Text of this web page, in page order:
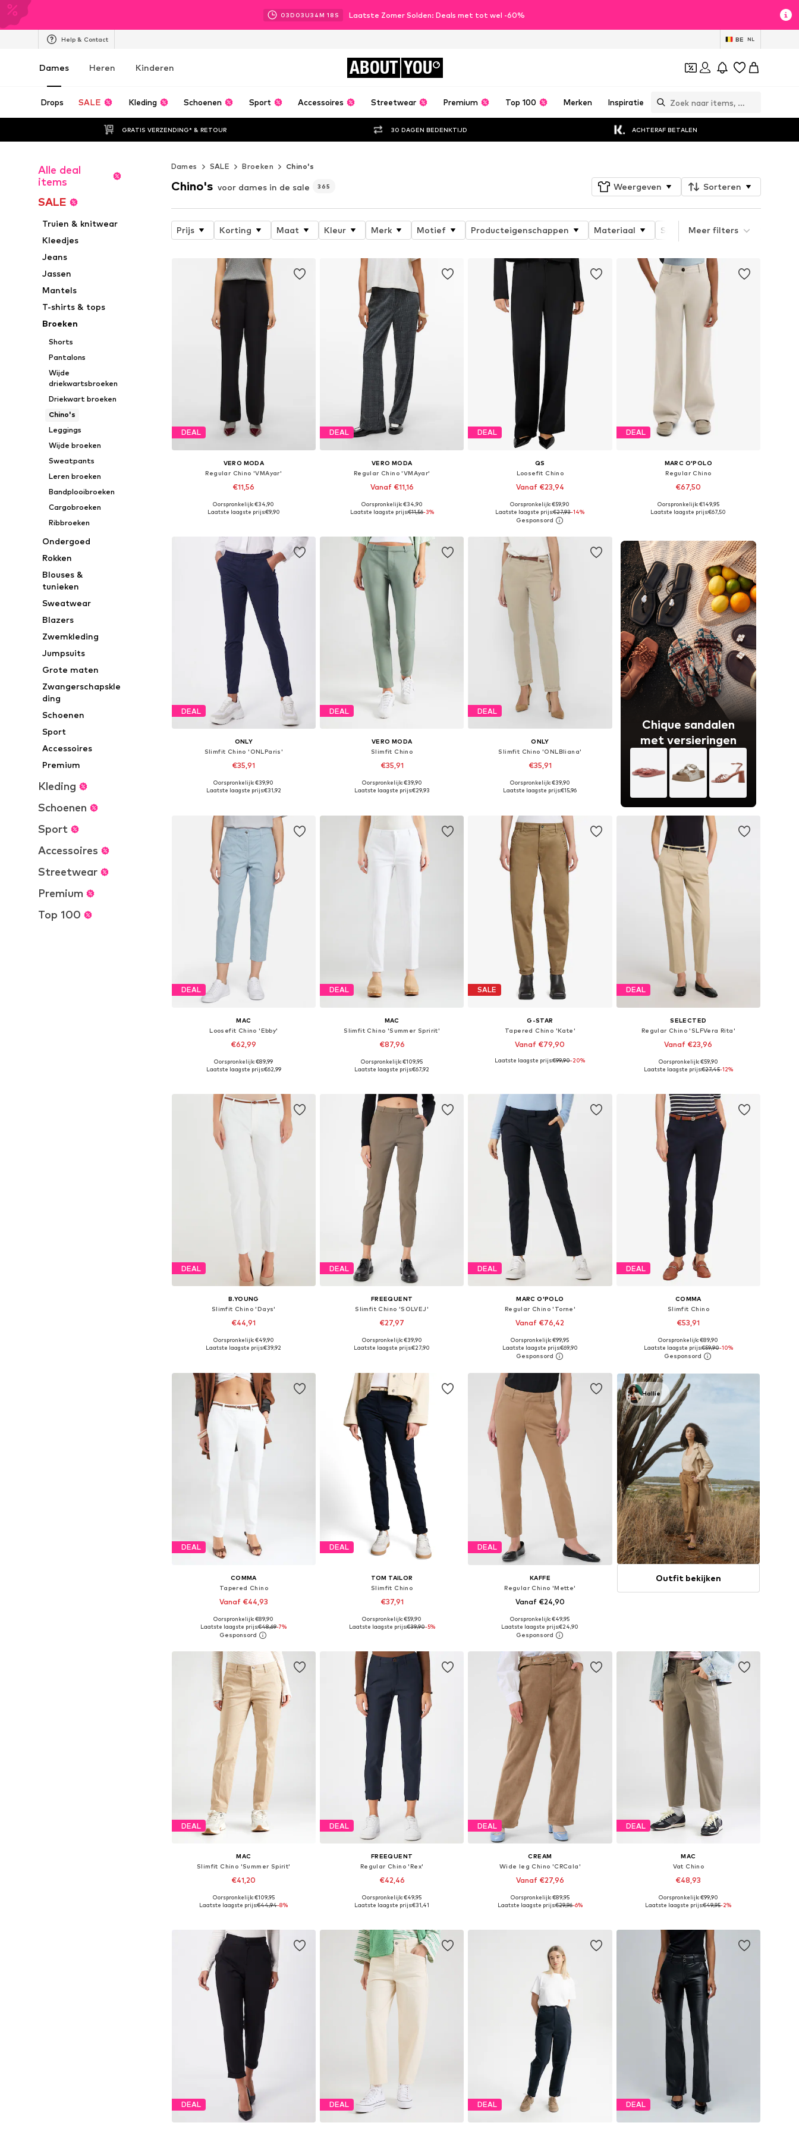
03D 03U34M 16 S Laatste Zomer Solden: Deals met tot wel -60%
Help & Contact BE NL
Dames Heren Kinderen ABOUT YOU
Drops SALE Kleding Schoenen Sport Accessoires Streetwear Premium Top 100 Merken Inspiratie
GRATIS VERZENDING* & RETOUR 30 DAGEN BEDENKTIJD ACHTERAF BETALEN
Alle deal
items
SALE
Truien & knitwear
Kleedjes
Jeans
Jassen
Mantels
T-shirts & tops
Broeken
Shorts
Pantalons
Wijde
driekwartsbroeken
Driekwart broeken
Chino's
Leggings
Wijde broeken
Sweatpants
Leren broeken
Bandplooibroeken
Cargobroeken
Ribbroeken
Ondergoed
Rokken
Blouses &
tunieken
Sweatwear
Blazers
Zwemkleding
Jumpsuits
Grote maten
Zwangerschapskle
ding
Schoenen
Sport
Accessoires
Premium
Kleding
Schoenen
Sport
Accessoires
Streetwear
Premium
Top 100
Dames SALE Broeken Chino's
Chino's voor dames in de sale 365 Weergeven Sorteren
Prijs Korting Maat Kleur Merk Motief Producteigenschappen Materiaal Speciaal assortiment
Meer filters
DEAL
VERO MODA
Regular Chino 'VMAyar'
€11,56
Beschikbaar in vele maten
Oorspronkelijk: €34,90
Laatste laagste prijs:€9,90
DEAL
VERO MODA
Regular Chino 'VMAyar'
Vanaf €11,16
Beschikbaar in vele maten
Oorspronkelijk: €34,90
Laatste laagste prijs:€11,56-3%
DEAL
QS
Loosefit Chino
Vanaf €23,94
Beschikbaar in vele maten
In winkelmandje
Oorspronkelijk: €59,90
Laatste laagste prijs:€27,93-14%
DEAL
MARC O'POLO
Regular Chino
€67,50
Beschikbaar in vele maten
Oorspronkelijk: €149,95
Laatste laagste prijs:€67,50
DEAL
ONLY
Slimfit Chino 'ONLParis'
€35,91
+1
Beschikbaar in vele maten
Oorspronkelijk: €39,90
Laatste laagste prijs:€31,92
DEAL
VERO MODA
Slimfit Chino
€35,91
Beschikbaar in vele maten
Oorspronkelijk: €39,90
Laatste laagste prijs:€29,93
DEAL
ONLY
Slimfit Chino 'ONLBIiana'
€35,91
+1
Oorspronkelijk: €39,90
Laatste laagste prijs:€15,96
Chique sandalen
met versieringen
DEAL
MAC
Loosefit Chino 'Ebby'
€62,99
Beschikbare maten: 34, 36, 38, 40, 42, 44
Oorspronkelijk: €89,99
Laatste laagste prijs:€62,99
DEAL
MAC
Slimfit Chino 'Summer Spririt'
€87,96
+7
Beschikbare maten: 34, 36, 38, 40, 42, 44
Oorspronkelijk: €109,95
Laatste laagste prijs:€67,92
SALE
G-STAR
Tapered Chino 'Kate'
Vanaf €79,90
+3
Beschikbaar in vele maten
Laatste laagste prijs:€99,90-20%
DEAL
SELECTED
Regular Chino 'SLFVera Rita'
Vanaf €23,96
Beschikbare maten: 34, 36
Oorspronkelijk: €59,90
Laatste laagste prijs:€27,45-12%
DEAL
B.YOUNG
Slimfit Chino 'Days'
€44,91
+4
Beschikbaar in vele maten
Oorspronkelijk: €49,90
Laatste laagste prijs:€39,92
DEAL
FREEQUENT
Slimfit Chino 'SOLVEJ'
€27,97
Beschikbare maten: 34, 36, 38, 40, 42, 44
Oorspronkelijk: €39,90
Laatste laagste prijs:€27,90
DEAL
MARC O'POLO
Regular Chino 'Torne'
Vanaf €76,42
Beschikbaar in vele maten
In winkelmandje
Oorspronkelijk: €99,95
Laatste laagste prijs:€69,90
DEAL
COMMA
Slimfit Chino
€53,91
Beschikbaar in vele maten
In winkelmandje
Oorspronkelijk: €89,90
Laatste laagste prijs:€59,90-10%
DEAL
COMMA
Tapered Chino
Vanaf €44,93
Beschikbaar in vele maten
In winkelmandje
Oorspronkelijk: €89,90
Laatste laagste prijs:€48,69-7%
DEAL
TOM TAILOR
Slimfit Chino
€37,91
+2
Oorspronkelijk: €59,90
Laatste laagste prijs:€39,90-5%
DEAL
KAFFE
Regular Chino 'Mette'
Vanaf €24,90
+10
Beschikbare maten: 34, 36, 38, 42
In winkelmandje
Oorspronkelijk: €49,95
Laatste laagste prijs:€24,90
Hallie
Outfit bekijken
DEAL
MAC
Slimfit Chino 'Summer Spirit'
€41,20
+7
Beschikbare maten: 32, 34, 36, 38, 42, 44
Oorspronkelijk: €109,95
Laatste laagste prijs:€44,94-8%
DEAL
FREEQUENT
Regular Chino 'Rex'
€42,46
Beschikbare maten: 36, 38, 40, 42, 44
Oorspronkelijk: €49,95
Laatste laagste prijs:€31,41
DEAL
CREAM
Wide leg Chino 'CRCala'
Vanaf €27,96
Beschikbaar in vele maten
Oorspronkelijk: €89,95
Laatste laagste prijs:€29,96-6%
DEAL
MAC
Vat Chino
€48,93
Beschikbare maten: 34, 36, 38, 42, 44
Oorspronkelijk: €99,90
Laatste laagste prijs:€49,95-2%
DEAL DEAL DEAL DEAL